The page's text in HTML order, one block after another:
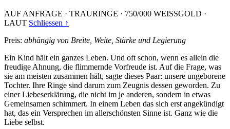
AUF ANFRAGE · TRAURINGE · 750/000 WEISSGOLD ·
LAUT Schliessen ↑
Preis: abhängig von Breite, Weite, Stärke und Legierung
Ein Kind hält ein ganzes Leben. Und oft schon, wenn es allein die
freudige Ahnung, die flimmernde Vorfreude ist. Auf die Frage, was
sie am meisten zusammen hält, sagte dieses Paar: unsere ungeborene
Tochter. Ihre Ringe sind darum zum Zeugnis dessen geworden. Zu
einer Liebeserklärung, die nicht im je anderen, sondern in etwas
Gemeinsamen schimmert. In einem Leben das sich erst angekündigt
hat, das ein Versprechen im allerschönsten Sinne ist. Ganz wie die
Liebe selbst.